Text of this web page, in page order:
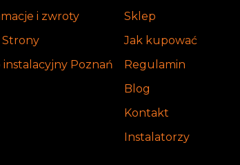
i zwroty
Strony
instalacyjny Poznań
Sklep
Jak kupować
Regulamin
Blog
Kontakt
Instalatorzy